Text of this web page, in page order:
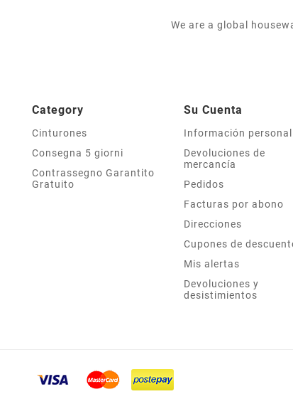
We are a global
Category
Cinturones
Consegna 5 giorni
Contrassegno Garantito
Gratuito
Su Cuenta
Información personal
Devoluciones de
mercancía
Pedidos
Facturas por abono
Direcciones
Cupones de
Mis alertas
Devoluciones y
desistimientos